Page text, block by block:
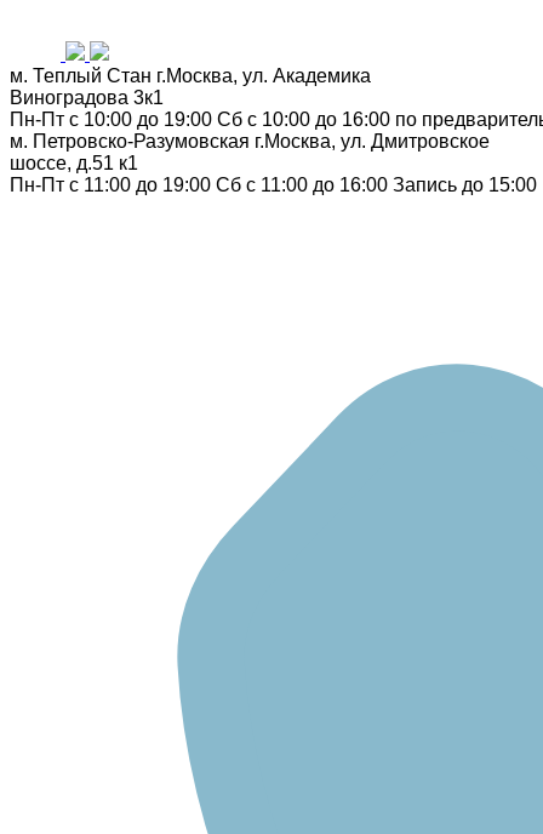
м. Теплый Стан г.Москва, ул. Академика
Виноградова 3к1
Пн-Пт с 10:00 до 19:00 Сб с 10:00 до 16:00 по
м. Петровско-Разумовская г.Москва, ул. Дмитровское
шоссе, д.51 к1
Пн-Пт с 11:00 до 19:00 Сб с 11:00 до 16:00 Запись до 15:00